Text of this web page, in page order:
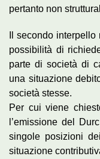
pertanto non
Il secondo
possibilità di
parte di società di
una situazione
società stesse.
Per cui viene
l’emissione del
singole posizioni
situazione